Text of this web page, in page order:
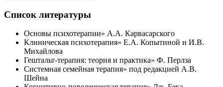
Список литературы
Основы психотерапии» А.А. Карвасарского
Клиническая психотерапия» Е.А. Копытиной и И.В.
Михайлова
Гештальт-терапия: теория и практика» Ф. Перлза
Системная семейная терапия» под редакцией А.В.
Шейна